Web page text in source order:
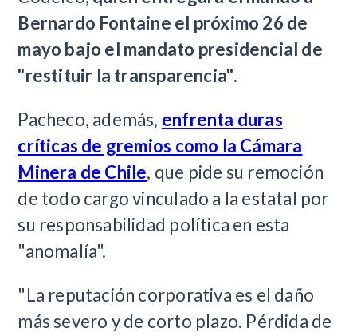
Bernardo Fontaine el próximo 26 de
mayo bajo el mandato presidencial de
"restituir la transparencia".
Pacheco, además, enfrenta duras
críticas de gremios como la Cámara
Minera de Chile, que pide su remoción
de todo cargo vinculado a la estatal por
su responsabilidad política en esta
"anomalía".
"La reputación corporativa es el daño
más severo y de corto plazo. Pérdida de